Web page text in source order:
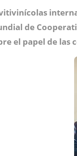
de
el papel de